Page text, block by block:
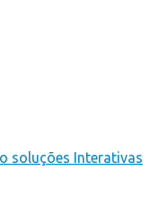
soluções Interativas